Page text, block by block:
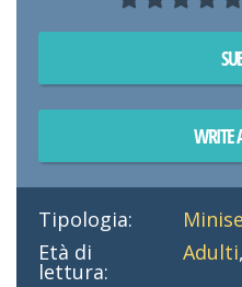
WRITE
Tipologia:
Età di
lettura:
Adulti